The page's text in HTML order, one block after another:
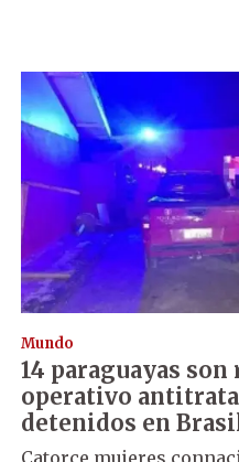
Mundo
14 paraguayas son
operativo antitrata
detenidos en